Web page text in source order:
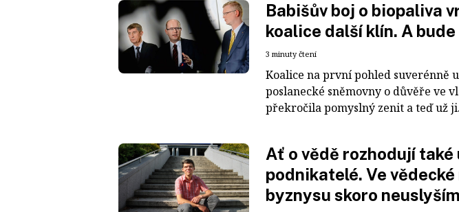
Babišův boj o biopaliva
koalice další klín. A
3 minuty čtení
Koalice na první pohled suverénně
poslanecké sněmovny o důvěře ve
překročila pomyslný zenit a teď už
Ať o vědě rozhodují také
podnikatelé. Ve
byznysu skoro